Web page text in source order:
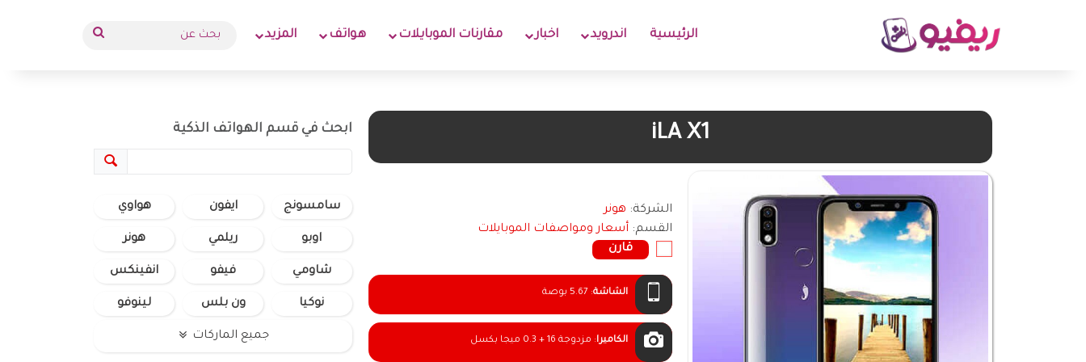
الرئيسية اندرويد اخبار مقارنات الموبايلات هواتف المزيد بحث
iLA X1
الشركة: هونر
القسم: أسعار ومواصفات الموبايلات
قارن
الشاشة: 5.67 بوصة
الكاميرا: مزدوجة 16 + 0.3 ميجا بكسل
ابحث في قسم الهواتف الذكية
سامسونج ايفون هواوي
اوبو ريلمي هونر
شاومي فيفو انفينكس
نوكيا ون بلس لينوفو
جميع الماركات